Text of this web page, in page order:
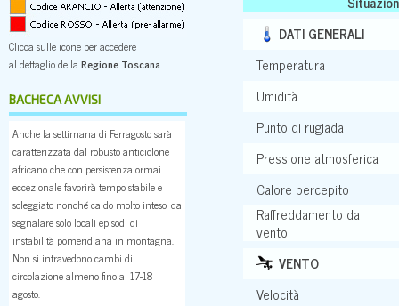
Clicca sulle icone per accedere
al dettaglio della Regione Toscana
BACHECA AVVISI
Anche la settimana di Ferragosto sarà
caratterizzata dal robusto anticiclone
africano che con persistenza ormai
eccezionale favorirà tempo stabile e
soleggiato nonché caldo molto inteso; da
segnalare solo locali episodi di
instabilità pomeridiana in montagna.
Non si intravedono cambi di
circolazione almeno fino al 17-18
agosto.
DATI GENERALI
Temperatura
Umidità
Punto di rugiada
Pressione atmosferica
Calore percepito
Raffreddamento da
vento
VENTO
Velocità